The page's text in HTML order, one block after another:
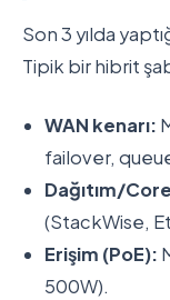
Son 3 yılda
Tipik bir hibrit
WAN kenarı:
failover,
Dağıtım/
(StackWise,
Erişim (PoE):
500W).